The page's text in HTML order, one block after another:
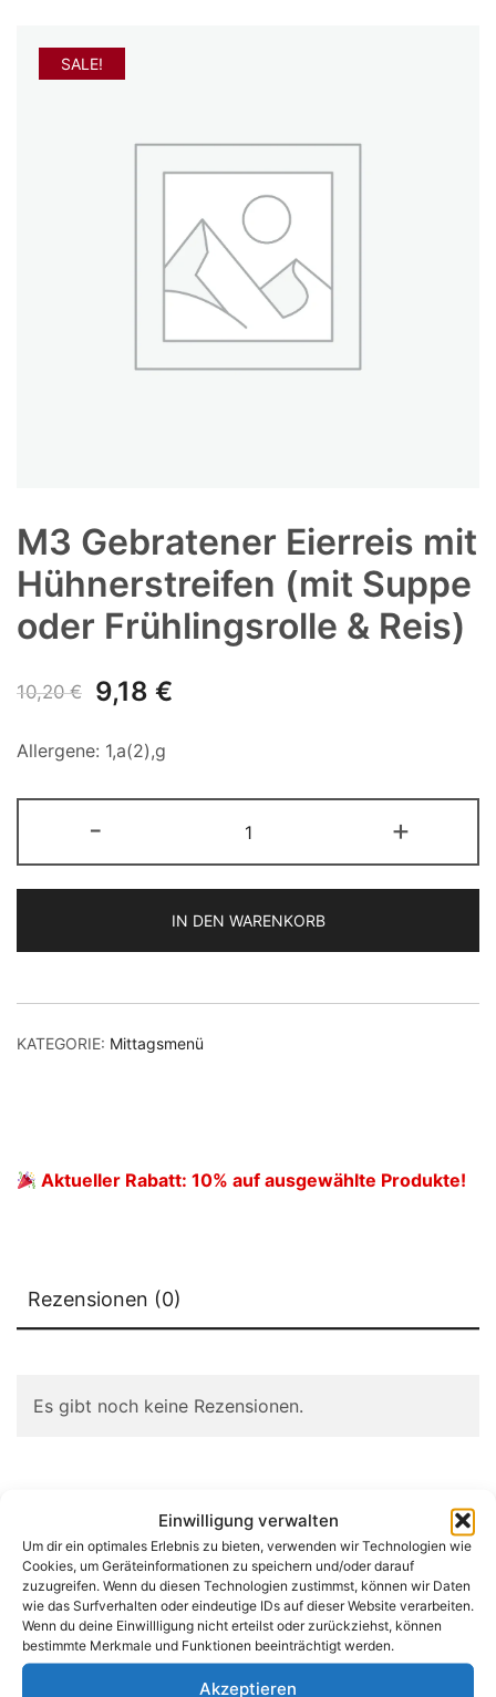
Einwilligung verwalten
Um dir ein optimales Erlebnis zu bieten, verwenden wir Technologien wie
Cookies, um Geräteinformationen zu speichern und/oder darauf
zuzugreifen. Wenn du diesen Technologien zustimmst, können wir Daten
wie das Surfverhalten oder eindeutige IDs auf dieser Website verarbeiten.
Wenn du deine Einwillligung nicht erteilst oder zurückziehst, können
bestimmte Merkmale und Funktionen beeinträchtigt werden.
Akzeptieren
SALE!
M3 Gebratener Eierreis mit
Hühnerstreifen (mit Suppe
oder Frühlingsrolle & Reis)
10,20€
Ursprünglicher
Preis
10,20 €
9,18 €
9,18 €.
Allergene: 1,a(2),g
-
Gebratener
Eierreis
Hühnerstreifen
(mit
+
IN DEN WARENKORB
KATEGORIE: Mittagsmenü
Aktueller Rabatt: 10% auf ausgewählte Produkte!
Rezensionen (0)
Es gibt noch keine Rezensionen.
Schreibe die erste Rezension für „M3
Gebratener Eierreis mit Hühnerstreifen (mit
Suppe oder Frühlingsrolle & Reis)“
Deine E-Mail-Adresse wird nicht
veröffentlicht. Erforderliche Felder sind mit